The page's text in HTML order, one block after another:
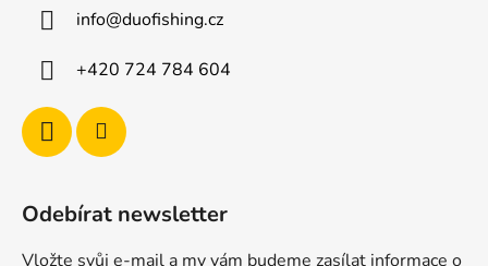
info@duofishing.cz
+420 724 784 604
Odebírat newsletter
Vložte svůj e-mail a my vám budeme zasílat informace o